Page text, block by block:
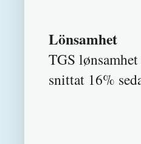
Lönsamhet
TGS
snittat 16%